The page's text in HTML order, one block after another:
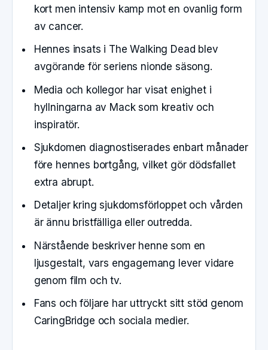
kort men intensiv kamp mot en ovanlig form
av cancer.
Hennes insats i The Walking Dead blev
avgörande för seriens nionde säsong.
Media och kollegor har visat enighet i
hyllningarna av Mack som kreativ och
inspiratör.
Sjukdomen diagnostiserades enbart månader
före hennes bortgång, vilket gör dödsfallet
extra abrupt.
Detaljer kring sjukdomsförloppet och vården
är ännu bristfälliga eller outredda.
Närstående beskriver henne som en
ljusgestalt, vars engagemang lever vidare
genom film och tv.
Fans och följare har uttryckt sitt stöd genom
CaringBridge och sociala medier.